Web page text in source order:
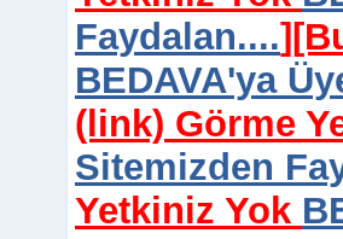
Faydalan....]
BEDAVA'ya
(link) Görme
Sitemizden
Yetkiniz Yok